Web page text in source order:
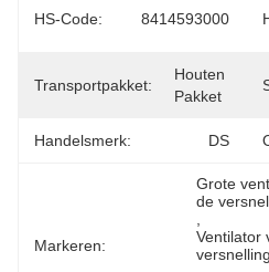
HS-Code: 8414593000
Transportpakket:
Houten
Pakket
Handelsmerk: DS
Markeren:
Grote
de
Ventilator